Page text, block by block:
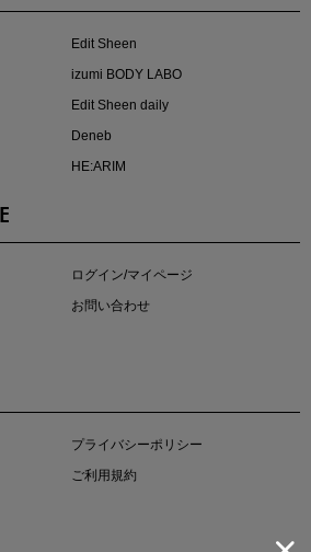
Edit Sheen
izumi BODY LABO
Edit Sheen daily
Deneb
HE:ARIM
ログイン/マイページ
お問い合わせ
プライバシーポリシー
ご利用規約